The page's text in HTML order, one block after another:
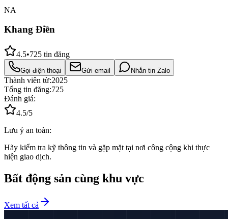
NA
Khang Điền
4.5•725 tin đăng
Gọi điện thoại Gửi email Nhắn tin Zalo
Thành viên từ:2025
Tổng tin đăng:725
Đánh giá:
4.5/5
Lưu ý an toàn:
Hãy kiểm tra kỹ thông tin và gặp mặt tại nơi công cộng khi thực
hiện giao dịch.
Bất động sản cùng khu vực
Xem tất cả